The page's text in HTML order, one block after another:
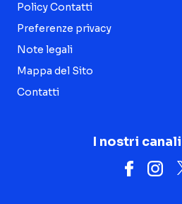
Policy Contatti
Preferenze privacy
Note legali
Mappa del Sito
Contatti
I nostri